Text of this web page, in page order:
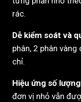
rác.
Dễ kiểm soát và
phân, 2 phân
chỉ.
Hiệu ứng số
đơn vị nhỏ vẫn